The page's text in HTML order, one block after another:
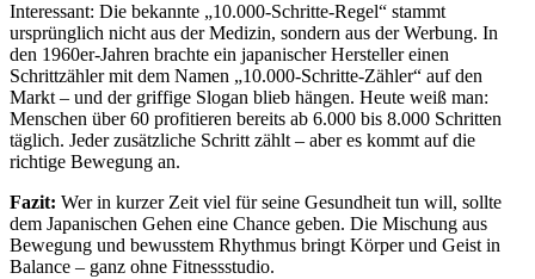
Interessant: Die bekannte „10.000-Schritte-Regel“ stammt
ursprünglich nicht aus der Medizin, sondern aus der Werbung. In
den 1960er-Jahren brachte ein japanischer Hersteller einen
Schrittzähler mit dem Namen „10.000-Schritte-Zähler“ auf den
Markt – und der griffige Slogan blieb hängen. Heute weiß man:
Menschen über 60 profitieren bereits ab 6.000 bis 8.000 Schritten
täglich. Jeder zusätzliche Schritt zählt – aber es kommt auf die
richtige Bewegung an.
Fazit: Wer in kurzer Zeit viel für seine Gesundheit tun will, sollte
dem Japanischen Gehen eine Chance geben. Die Mischung aus
Bewegung und bewusstem Rhythmus bringt Körper und Geist in
Balance – ganz ohne Fitnessstudio.